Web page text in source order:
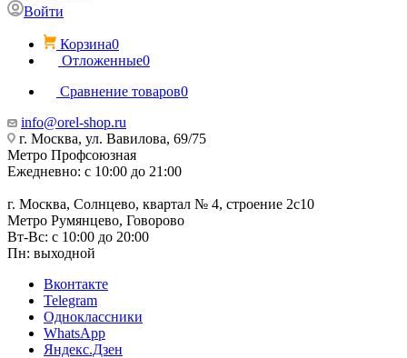
Войти
Корзина0
Отложенные0
Сравнение товаров0
info@orel-shop.ru
г. Москва, ул. Вавилова, 69/75
Метро Профсоюзная
Ежедневно: с 10:00 до 21:00
г. Москва, Солнцево, квартал № 4, строение 2с10
Метро Румянцево, Говорово
Вт-Вс: с 10:00 до 20:00
Пн: выходной
Вконтакте
Telegram
Одноклассники
WhatsApp
Яндекс.Дзен